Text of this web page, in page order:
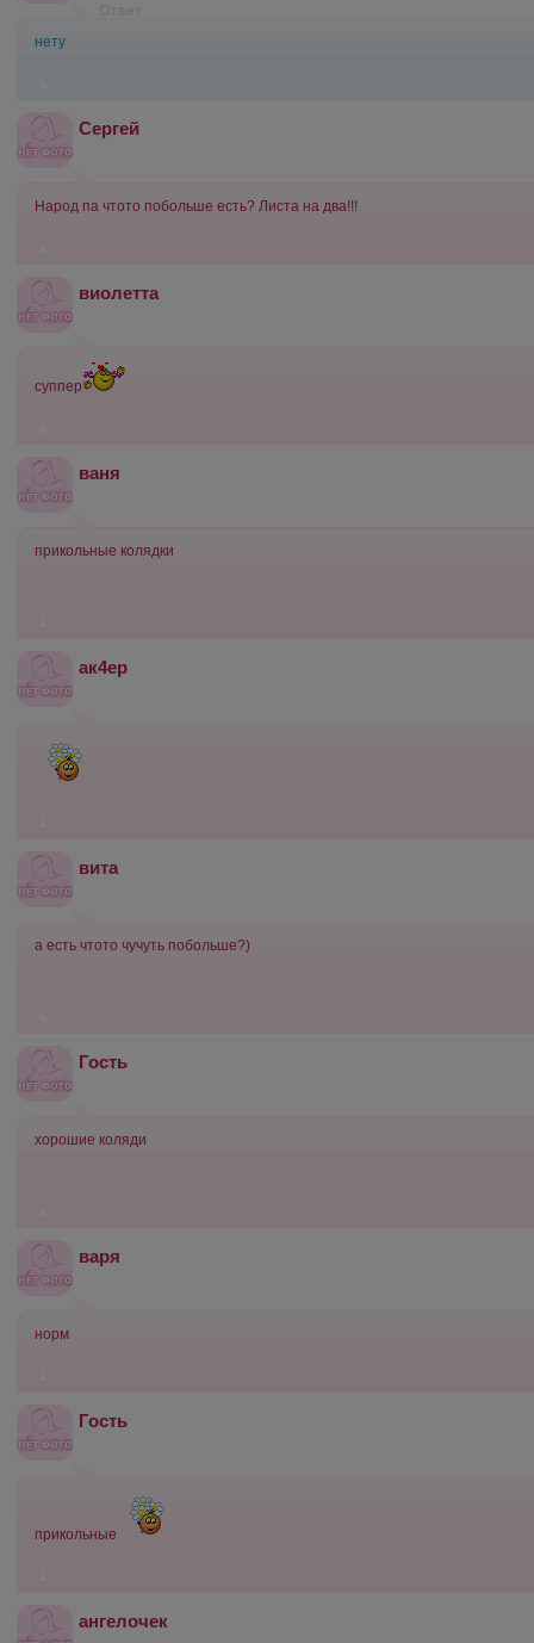
нету
Сергей
Народ па чтото побольше есть? Листа на два!!!
виолетта
суппер
ваня
прикольные колядки
ак4ер
вита
а есть чтото чучуть побольше?)
Гость
хорошие коляди
варя
норм
Гость
прикольные
ангелочек